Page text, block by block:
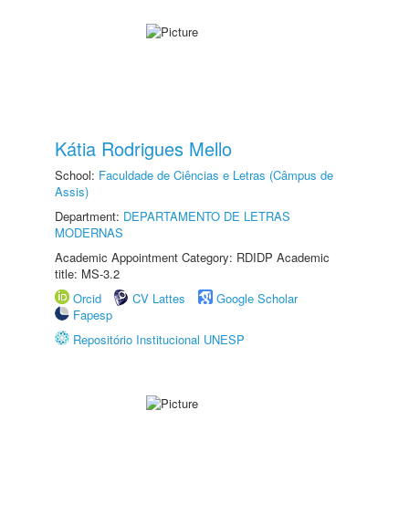
Kátia Rodrigues Mello
School: Faculdade de Ciências e Letras (Câmpus de
Assis)
Department: DEPARTAMENTO DE LETRAS
MODERNAS
Academic Appointment Category: RDIDP Academic
title: MS-3.2
Orcid
CV Lattes
Google Scholar
Fapesp
Repositório Institucional UNESP